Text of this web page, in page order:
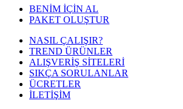
BENİM İÇİN AL
PAKET OLUŞTUR
NASIL ÇALIŞIR?
TREND ÜRÜNLER
ALIŞVERİŞ SİTELERİ
SIKÇA SORULANLAR
ÜCRETLER
İLETİŞİM